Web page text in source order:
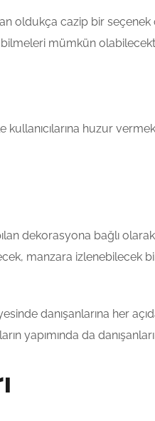
oldukça cazip bir
mümkün
huzur
dekorasyona bağlı
manzara izlenebilecek
danışanlarına her
yapımında da